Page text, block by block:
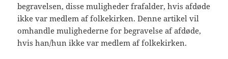
begravelsen, disse muligheder frafalder, hvis afdøde
ikke var medlem af folkekirken. Denne artikel vil
omhandle mulighederne for begravelse af afdøde,
hvis han/hun ikke var medlem af folkekirken.